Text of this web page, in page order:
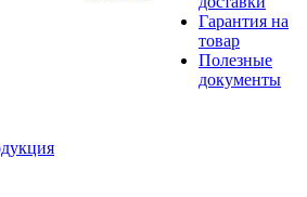
Гарантия на
товар
Полезные
документы